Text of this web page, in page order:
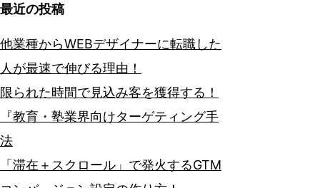
最近の投稿
他業種からWEBデザイナーに転職した
人が最速で伸びる理由！
限られた時間で見込み客を獲得する！
『教育・塾業界向けターゲティング手
法
「滞在＋スクロール」で発火するGTM